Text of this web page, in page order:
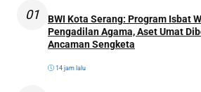
01
BWI Kota Serang: Program Isbat
Pengadilan Agama, Aset Umat
Ancaman Sengketa
14 jam lalu